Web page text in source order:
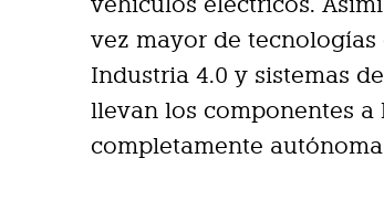
vez mayor de
Industria 4.0 y sistemas
llevan los componentes
completamente